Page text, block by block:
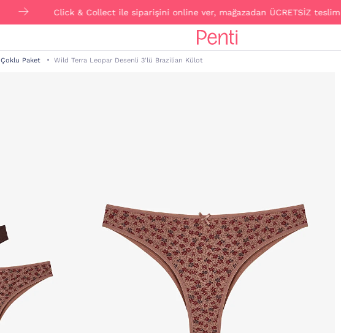
Click & Collect ile siparişini online ver, mağazadan ÜCRETSİZ teslim al!
Çoklu Paket Wild Terra Leopar Desenli 3'lü Brazilian Külot